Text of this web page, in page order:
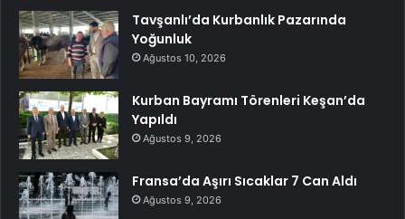
Tavşanlı’da Kurbanlık Pazarında
Yoğunluk
Ağustos 10, 2026
Kurban Bayramı Törenleri Keşan’da
Yapıldı
Ağustos 9, 2026
Fransa’da Aşırı Sıcaklar 7 Can Aldı
Ağustos 9, 2026